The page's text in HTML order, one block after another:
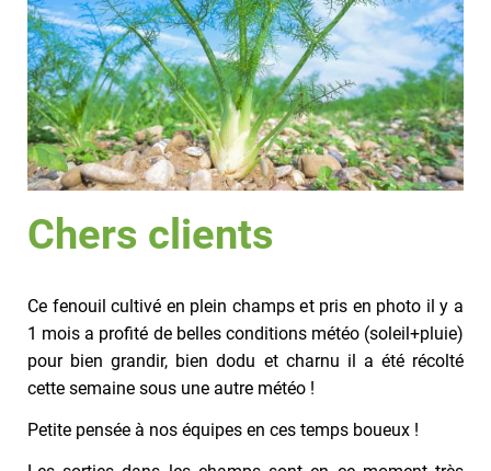
Chers clients
Ce fenouil cultivé en plein champs et pris en photo il y a
1 mois a profité de belles conditions météo (soleil+pluie)
pour bien grandir, bien dodu et charnu il a été récolté
cette semaine sous une autre météo !
Petite pensée à nos équipes en ces temps boueux !